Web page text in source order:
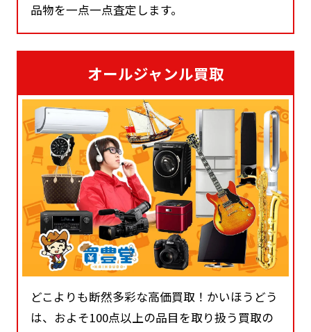
品物を一点一点査定します。
オールジャンル買取
どこよりも断然多彩な高価買取！かいほうどう
は、およそ100点以上の品目を取り扱う買取の